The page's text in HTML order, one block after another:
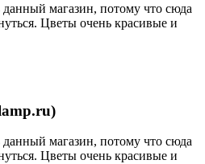
магазин, потому что сюда
Цветы очень красивые и
магазин, потому что сюда
Цветы очень красивые и